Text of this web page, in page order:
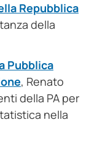
Repubblica
della
Pubblica
, Renato
della PA per
nella